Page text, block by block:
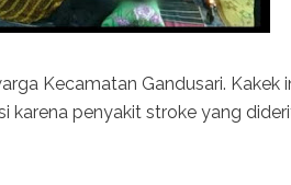
Kecamatan Gandusari. Kakek
karena penyakit stroke yang